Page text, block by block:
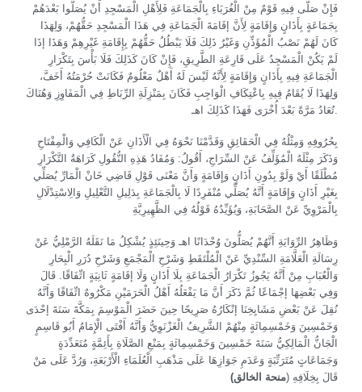
فَإِنْ صَلَّى فِيهِ قَوْمٌ مِنْ الْغُرَبَاءِ بِالْجَمَاعَةِ فَلِأَهْلِ الْمَسْجِدِ أَنْ يُصَلُّوا بَعْدَهُمْ
بِجَمَاعَةٍ بِأَذَانٍ وَإِقَامَةٍ لِأَنَّ إقَامَةَ الْجَمَاعَةِ فِي هَذَا الْمَسْجِدِ حَقُّهُمْ، وَلِهَذَا
كَانَ لَهُمْ نَصْبُ الْمُؤَذِّنِ وَغَيْرُ ذَلِكَ فَلَا يَبْطُلُ حَقُّهُمْ بِإِقَامَةِ غَيْرِهِمْ وَهَذَا إذَا
لَمْ يَكُنْ الْمَسْجِدُ عَلَى قَارِعَةِ الطَّرِيقِ، فَإِنْ كَانَ كَذَلِكَ فَلَا بَأْسَ بِتَكْرَارِ
الْجَمَاعَةِ فِيهِ بِأَذَانٍ وَإِقَامَةٍ لِأَنَّهُ لَيْسَ لَهُ أَهْلٌ مَعْلُومٌ فَكَانَتْ حُرْمَتُهُ أَخَفَّ،
وَلِهَذَا لَا يُقَامُ فِيهِ بِاعْتِكَافِ الْوَاجِبِ فَكَانَ بِمَنْزِلَةِ الرِّبَاطِ فِي الْمَفَاوِزِ وَهُنَاكَ
بِحُرُوفِهِ وَمِثْلُهُ فِي الْحَقَائِقِ وَقَدَّمْنَا نَحْوَهُ فِي الْأَذَانِ عَنْ الْكَافِي وَالْمِفْتَاحِ
وَذَكَرَ مِثْلَهُ الْمُؤَلِّفُ عَنْ السِّرَاجِ، أَقُولُ: وَمُفَادُ هَذِهِ النُّقُولِ كَرَاهَةُ التَّكْرَارِ
مُطْلَقًا أَيْ وَلَوْ بِدُونِ أَذَانٍ وَإِقَامَةٍ وَأَنَّ مَعْنَى قَوْلِ قَاضِي خَانْ الْمَارِّ يُصَلِّي
بِغَيْرِ أَذَانٍ وَإِقَامَةٍ أَنَّهُ يُصَلِّي مُنْفَرِدًا لَا بِالْجَمَاعَةِ بِدَلِيلِ التَّعْلِيلِ وَالِاسْتِدْلَالِ
بِالْمَرْوِيِّ عَنْ الصَّحَابَةِ، وَيُؤَيِّدُهُ قَوْلُهُ فِي الظَّهِيرِيَّةِ
وَظَاهِرُ الرِّوَايَةِ أَنَّهُمْ يُصَلُّونَ وُحْدَانًا اهـ وَحِينَئِذٍ يُشْكِلُ مَا نَقَلَهُ الرَّمْلِيُّ عَنْ
رِسَالَةِ الْعَلَّامَةِ السِّنْدِيِّ عَنْ الْمُلْتَقَطِ وَشَرْحِ الْمَجْمَعِ وَشَرْحِ دُرَرِ الْبِحَارِ
وَالْعُبَابِ مِنْ أَنَّهُ يَجُوزُ تَكْرَارُ الْجَمَاعَةِ بِلَا أَذَانٍ وَلَا إقَامَةٍ ثَانِيَةٍ اتِّفَاقًا. قَالَ
وَفِي بَعْضِهَا إجْمَاعًا ثُمَّ ذَكَرَ أَنَّ مَا يَفْعَلُهُ أَهْلُ الْحَرَمَيْنِ مَكْرُوهٌ اتِّفَاقًا وَأَنَّهُ
نُقِلَ عَنْ بَعْضِ مَشَايِخِنَا إنْكَارُهُ صَرِيحًا حِينَ حَضَرَ الْمَوْسِمَ بِمَكَّةَ سَنَةَ إحْدَى
وَخَمْسِينَ وَخَمْسِمِائَةٍ مِنْهُمْ الشَّرِيفُ الْغَزْنَوِيُّ وَأَنَّهُ أَفْتَى الْإِمَامُ أَبُو قَاسِمٍ
الْجَانُّ الْمَالِكِيُّ سَنَةَ خَمْسِينَ وَخَمْسِمِائَةٍ بِمَنْعِ الصَّلَاةِ بِأَئِمَّةٍ مُتَعَدِّدَةٍ
وَجَمَاعَاتٍ مُتَرَتِّبَةٍ وَعَدَمِ جَوَازِهَا عَلَى مَذْهَبِ الْعُلَمَاءِ الْأَرْبَعَةِ، وَرُدَّ عَلَى مَنْ
قَالَ بِخِلَافِهِ (منحة الخالق)